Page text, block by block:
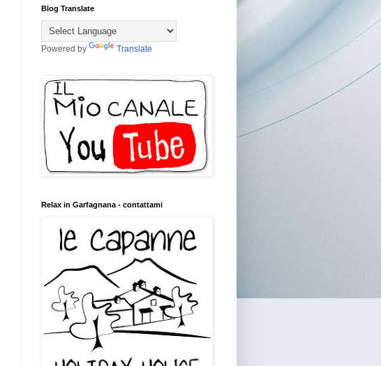
Blog Translate
Powered by Translate
Relax in Garfagnana - contattami